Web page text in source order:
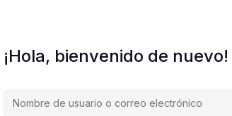
¡Hola, bienvenido de nuevo!